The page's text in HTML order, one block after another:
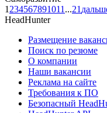
1 234567891011 ...21
HeadHunter
Размещение
Поиск по резюме
О компании
Наши вакансии
Реклама на сайте
Требования к ПО
Безопасный